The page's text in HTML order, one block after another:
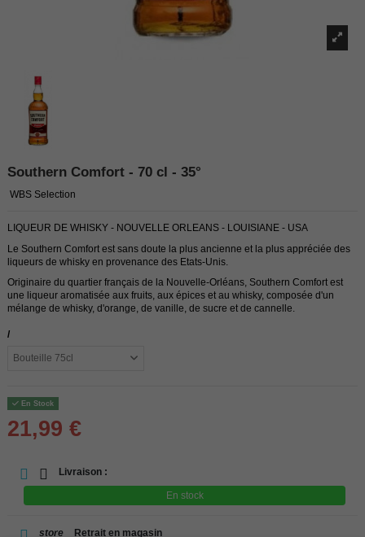
Southern Comfort - 70 cl - 35°
WBS Selection
LIQUEUR DE WHISKY - NOUVELLE ORLEANS - LOUISIANE - USA
Le Southern Comfort est sans doute la plus ancienne et la plus appréciée des
liqueurs de whisky en provenance des Etats-Unis.
Originaire du quartier français de la Nouvelle-Orléans, Southern Comfort est
une liqueur aromatisée aux fruits, aux épices et au whisky, composée d'un
mélange de whisky, d'orange, de vanille, de sucre et de cannelle.
/
En Stock
21,99 €
Livraison :
En stock
store Retrait en magasin